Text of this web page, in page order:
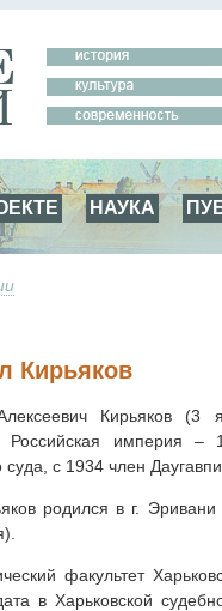
НАУКА
Кирьяков
Кирьяков (3
Российская империя
суда, с 1934 член
родился в г.
факультет
в Харьковской